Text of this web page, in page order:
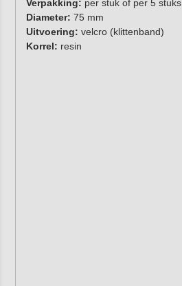
Verpakking: per stuk of per 5 stuks
Diameter: 75 mm
Uitvoering: velcro (klittenband)
Korrel: resin